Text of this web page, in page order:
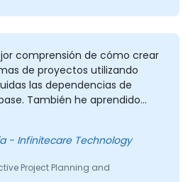
comprensión de cómo crear
de proyectos utilizando
las dependencias de
También he aprendido
la generación de informes
(CPM) para mejorar la
de proyectos."
Project Planning and